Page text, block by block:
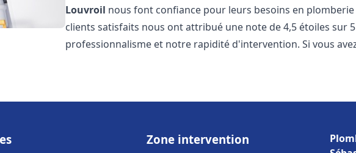
Louvroil nous font confiance pour leurs besoins en
clients satisfaits nous ont attribué une note de 4,5 étoiles sur
professionnalisme et notre rapidité d'intervention. Si vous
Zone intervention